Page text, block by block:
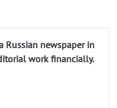
Russian newspaper in
work financially.